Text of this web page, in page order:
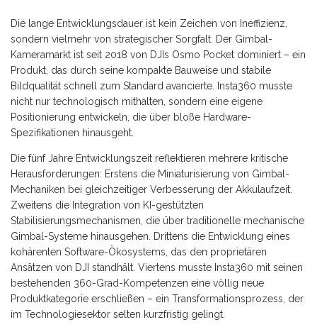
Die lange Entwicklungsdauer ist kein Zeichen von Ineffizienz,
sondern vielmehr von strategischer Sorgfalt. Der Gimbal-
Kameramarkt ist seit 2018 von DJIs Osmo Pocket dominiert – ein
Produkt, das durch seine kompakte Bauweise und stabile
Bildqualität schnell zum Standard avancierte. Insta360 musste
nicht nur technologisch mithalten, sondern eine eigene
Positionierung entwickeln, die über bloße Hardware-
Spezifikationen hinausgeht.
Die fünf Jahre Entwicklungszeit reflektieren mehrere kritische
Herausforderungen: Erstens die Miniaturisierung von Gimbal-
Mechaniken bei gleichzeitiger Verbesserung der Akkulaufzeit.
Zweitens die Integration von KI-gestützten
Stabilisierungsmechanismen, die über traditionelle mechanische
Gimbal-Systeme hinausgehen. Drittens die Entwicklung eines
kohärenten Software-Ökosystems, das den proprietären
Ansätzen von DJI standhält. Viertens musste Insta360 mit seinen
bestehenden 360-Grad-Kompetenzen eine völlig neue
Produktkategorie erschließen – ein Transformationsprozess, der
im Technologiesektor selten kurzfristig gelingt.